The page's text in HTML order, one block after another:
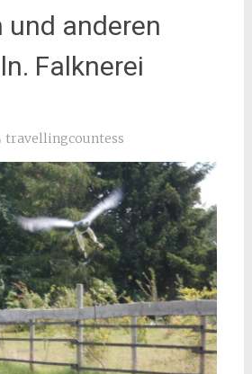
und anderen
Falknerei
travellingcountess